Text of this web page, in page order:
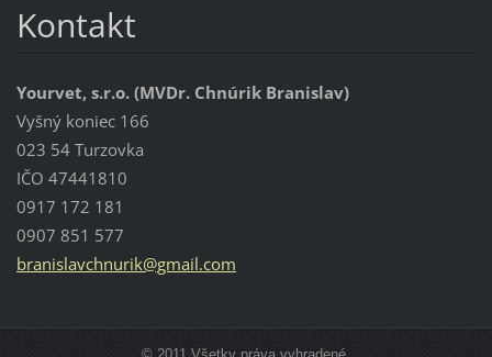
Kontakt
Yourvet, s.r.o. (MVDr. Chnúrik Branislav)
Vyšný koniec 166
023 54 Turzovka
IČO 47441810
0917 172 181
0907 851 577
branislavchnurik@gmail.com